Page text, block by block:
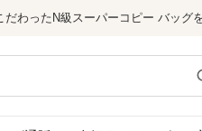
わったN級スーパーコピー バッグ